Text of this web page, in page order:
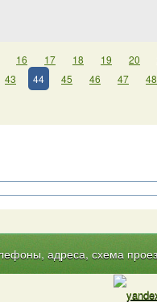
16 17 18 19 20
43 44 45 46 47 48
адреса, схема